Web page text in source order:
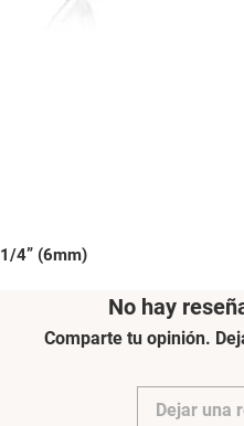
No hay
Comparte tu opinión.
Dejar una